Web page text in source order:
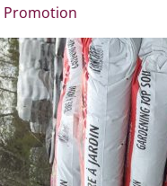
Promotion